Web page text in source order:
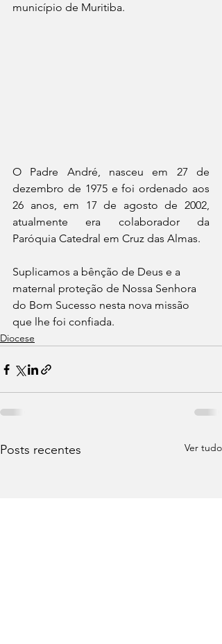
município de Muritiba.
O Padre André, nasceu em 27 de
dezembro de 1975 e foi ordenado aos
26 anos, em 17 de agosto de 2002,
atualmente era colaborador da
Paróquia Catedral em Cruz das Almas.
Suplicamos a bênção de Deus e a
maternal proteção de Nossa Senhora
do Bom Sucesso nesta nova missão
que lhe foi confiada.
Diocese
Posts recentes Ver tudo